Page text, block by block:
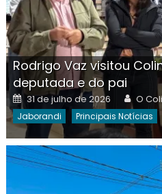
Rodrigo Vaz visitou
deputada e do pai
Posted
on
31 de julho de 2026 O
Jaborandi Principais Notícias